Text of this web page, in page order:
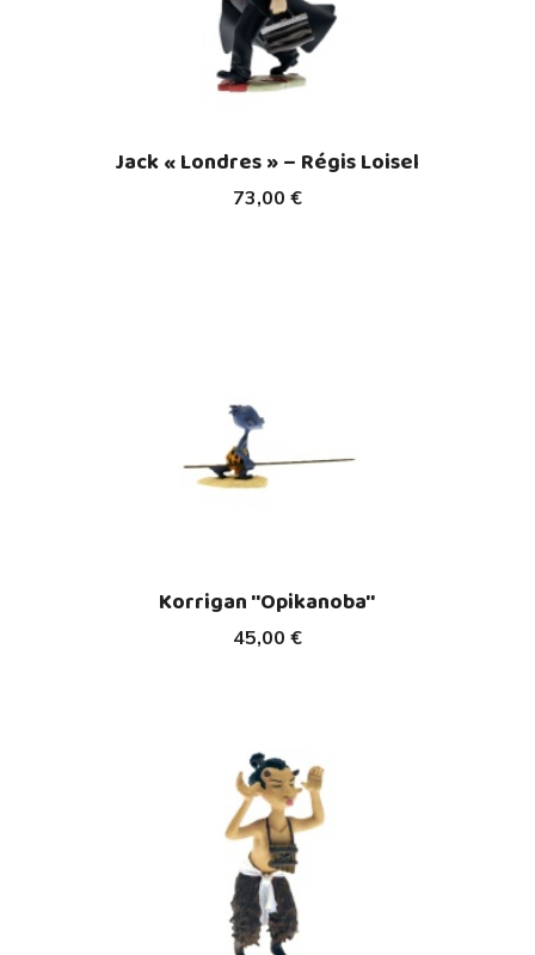
73,00 €
Jack « Londres » – Régis Loisel
45,00 €
Korrigan ''Opikanoba''